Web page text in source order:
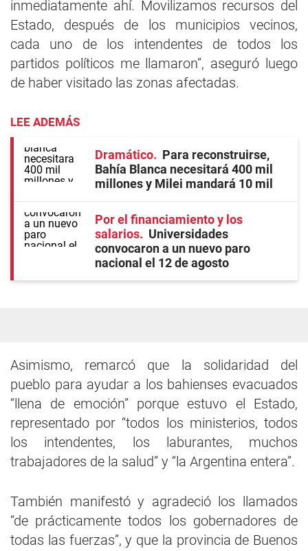
inmediatamente ahí. Movilizamos recursos del
Estado, después de los municipios vecinos,
cada uno de los intendentes de todos los
partidos políticos me llamaron”, aseguró luego
de haber visitado las zonas afectadas.
LEE ADEMÁS
Dramático
Para reconstruirse,
Bahía Blanca necesitará 400 mil
millones y Milei mandará 10 mil
Por el financiamiento y los
salarios
Universidades
convocaron a un nuevo paro
nacional el 12 de agosto
Asimismo, remarcó que la solidaridad del
pueblo para ayudar a los bahienses evacuados
“llena de emoción” porque estuvo el Estado,
representado por “todos los ministerios, todos
los intendentes, los laburantes, muchos
trabajadores de la salud” y “la Argentina entera”.
También manifestó y agradeció los llamados
“de prácticamente todos los gobernadores de
todas las fuerzas”, y que la provincia de Buenos